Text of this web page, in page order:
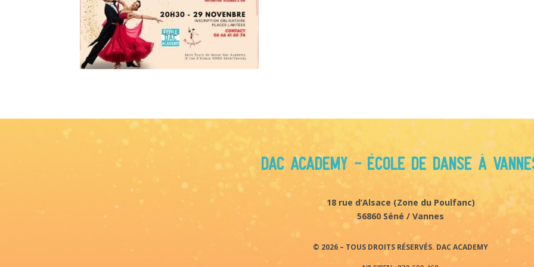
DAC Academy - École de danse à
18 rue d’Alsace (Zone du Poulfanc)
56860 Séné / Vannes
© 2026 – TOUS DROITS RÉSERVÉS. DAC ACADEMY